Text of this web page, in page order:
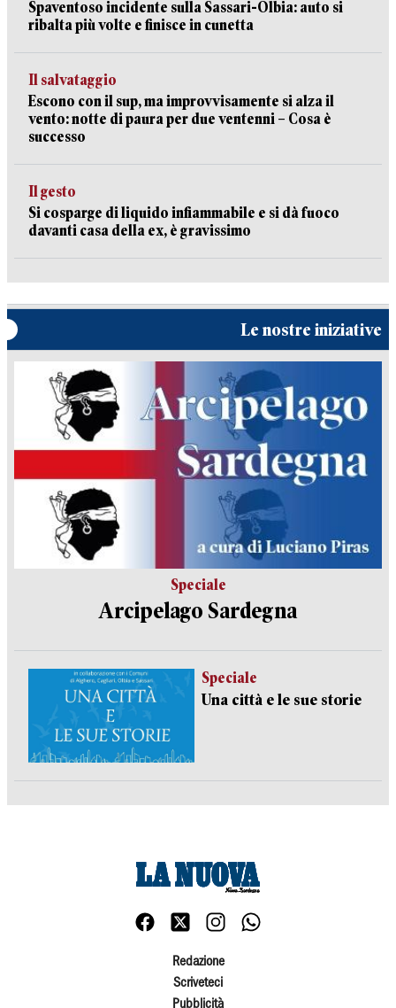
Spaventoso incidente sulla Sassari-Olbia: auto si
ribalta più volte e finisce in cunetta
Il salvataggio
Escono con il sup, ma improvvisamente si alza il
vento: notte di paura per due ventenni – Cosa è
successo
Il gesto
Si cosparge di liquido infiammabile e si dà fuoco
davanti casa della ex, è gravissimo
Le nostre iniziative
Speciale
Arcipelago Sardegna
Speciale
Una città e le sue storie
Redazione
Scriveteci
Pubblicità